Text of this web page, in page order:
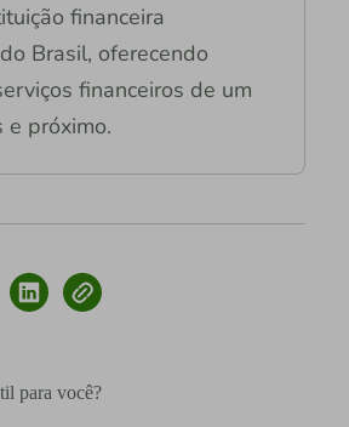
financeira
Brasil, oferecendo
financeiros de um
e próximo.
para você?